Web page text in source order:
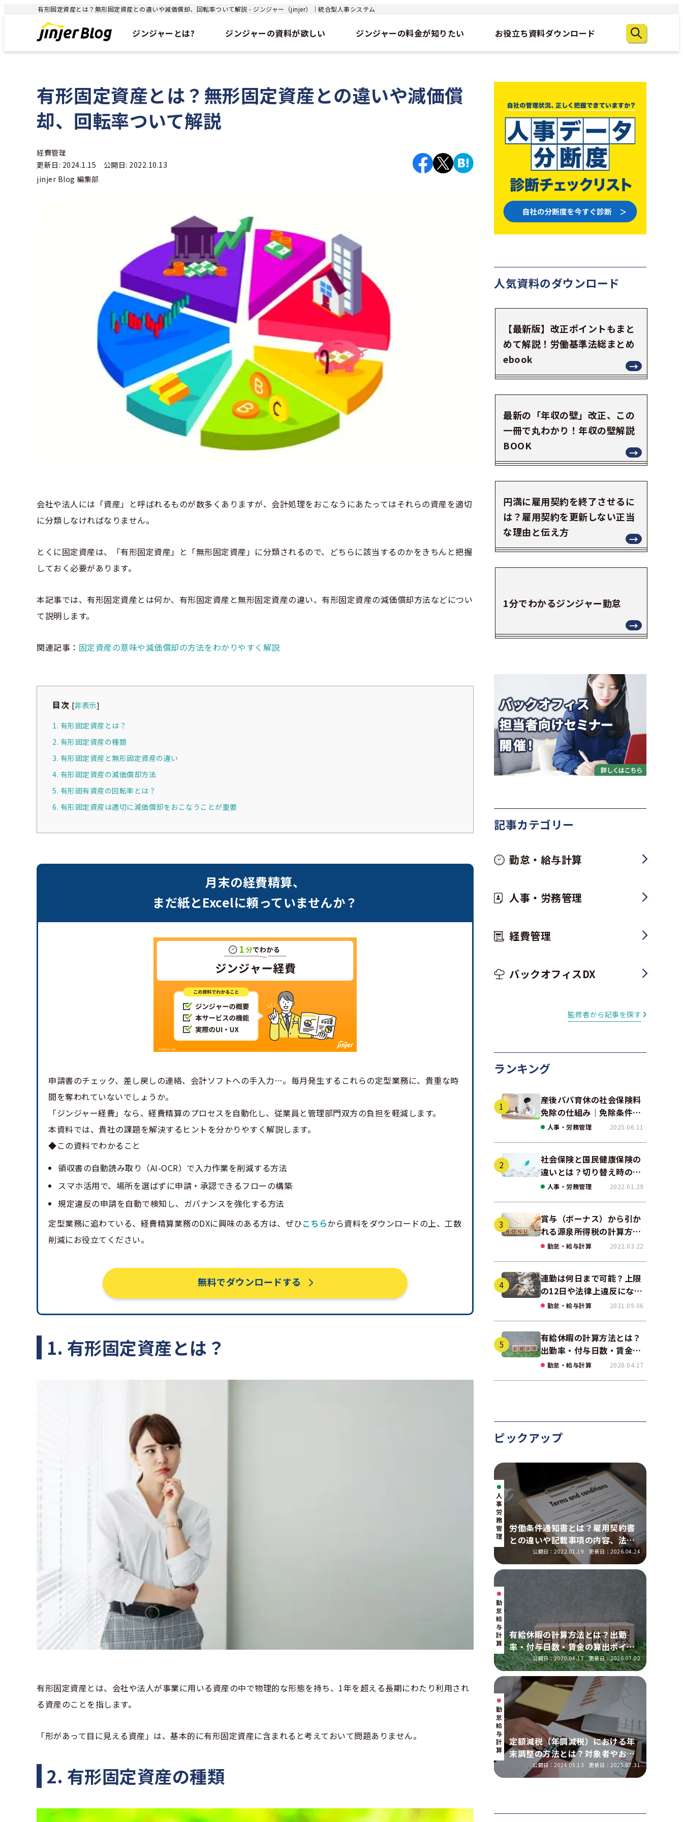
有形固定資産とは？無形固定資産との違いや減価償却、回転率ついて解説 - ジンジャー（jinjer）｜統合型人事システム
ジンジャーとは? ジンジャーの資料が欲しい ジンジャーの料金が知りたい お役立ち資料ダウンロード
有形固定資産とは？無形固定資産との違いや減価償
却、回転率ついて解説
経費管理
更新日: 2024.1.15 公開日: 2022.10.13
jinjer Blog 編集部
会社や法人には「資産」と呼ばれるものが数多くありますが、会計処理をおこなうにあたってはそれらの資産を適切
に分類しなければなりません。
とくに固定資産は、「有形固定資産」と「無形固定資産」に分類されるので、どちらに該当するのかをきちんと把握
しておく必要があります。
本記事では、有形固定資産とは何か、有形固定資産と無形固定資産の違い、有形固定資産の減価償却方法などについ
て説明します。
関連記事： 固定資産の意味や減価償却の方法をわかりやすく解説
目次 [非表示]
1. 有形固定資産とは？
2. 有形固定資産の種類
3. 有形固定資産と無形固定資産の違い
4. 有形固定資産の減価償却方法
5. 有形固有資産の回転率とは？
6. 有形固定資産は適切に減価償却をおこなうことが重要
月末の経費精算、
まだ紙とExcelに頼っていませんか？
申請書のチェック、差し戻しの連絡、会計ソフトへの手入力…。毎月発生するこれらの定型業務に、貴重な時
間を奪われていないでしょうか。
「ジンジャー経費」なら、経費精算のプロセスを自動化し、従業員と管理部門双方の負担を軽減します。
本資料では、貴社の課題を解決するヒントを分かりやすく解説します。
◆この資料でわかること
領収書の自動読み取り（AI-OCR）で入力作業を削減する方法
スマホ活用で、場所を選ばずに申請・承認できるフローの構築
規定違反の申請を自動で検知し、ガバナンスを強化する方法
定型業務に追わている、経費精算業務のDXに興味のある方は、ぜひこちらから資料をダウンロードの上、工数
削減にお役立てください。
無料でダウンロードする
1. 有形固定資産とは？
有形固定資産とは、会社や法人が事業に用いる資産の中で物理的な形態を持ち、1年を超える長期にわたり利用され
る資産のことを指します。
「形があって目に見える資産」は、基本的に有形固定資産に含まれると考えておいて問題ありません。
2. 有形固定資産の種類
人気資料のダウンロード
【最新版】改正ポイントもまと
めて解説！労働基準法総まとめ
ebook
最新の「年収の壁」改正、この
一冊で丸わかり！年収の壁解説
BOOK
円満に雇用契約を終了させるに
は？雇用契約を更新しない正当
な理由と伝え方
1分でわかるジンジャー勤怠
記事カテゴリー
勤怠・給与計算
人事・労務管理
経費管理
バックオフィスDX
監修者から記事を探す
ランキング
産後パパ育休の社会保険料
免除の仕組み｜免除条件と
事例、手続きの注意点を解
人事・労務管理 2025.06.11
社会保険と国民健康保険の
違いとは？切り替え時の手
続きや任意継続について解
人事・労務管理 2022.01.29
賞与（ボーナス）から引か
れる源泉所得税の計算方法
をわかりやすく解説
勤怠・給与計算 2022.03.22
連勤は何日まで可能？上限
の12日や法律上違反になる
場合も解説
勤怠・給与計算 2021.09.06
有給休暇の計算方法とは？
出勤率・付与日数・賃金の
算出ポイントを実務に即し
勤怠・給与計算 2020.04.17
ピックアップ
人
事・
労
務
管
理
労働条件通知書とは？雇用契約書
との違いや記載事項の内容、法改
正の明示ルールを解説
公開日：2022.01.19 更新日：2026.04.24
勤
怠・
給
与
計
算
有給休暇の計算方法とは？出勤
率・付与日数・賃金の算出ポイン
トを実務に即して解説
公開日：2020.04.17 更新日：2026.07.02
勤
怠・
給
与
計
算
定額減税（年調減税）における年
末調整の方法とは？対象者やおこ
なう手順を解説
公開日：2024.05.13 更新日：2025.07.31